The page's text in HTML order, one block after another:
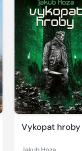
Vykopat hroby